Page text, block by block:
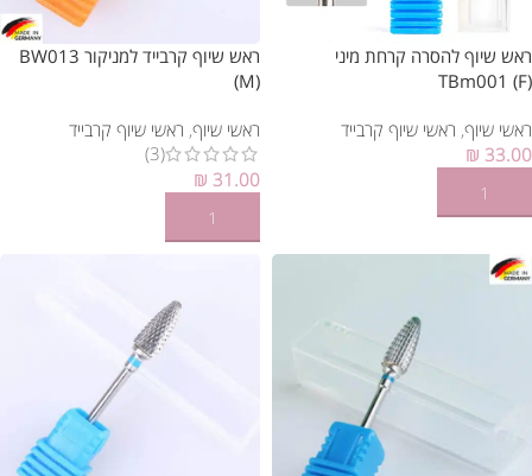
ראש שיוף להסרה קרחת מיני
TBm001 (F)
ראשי שיוף, ראשי שיוף קרבייד
₪ 33.00
הוספה לסל
ראש שיוף קרבייד למניקור BW013
(M)
ראשי שיוף, ראשי שיוף קרבייד
(3)
₪ 31.00
הוספה לסל